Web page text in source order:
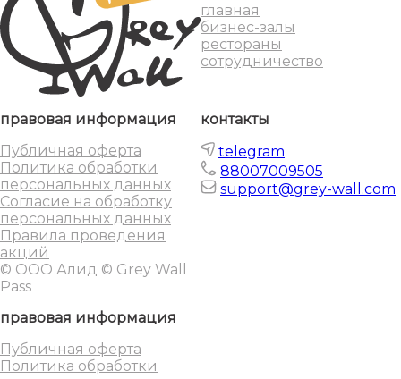
главная
бизнес-залы
рестораны
сотрудничество
правовая информация
Публичная оферта
Политика обработки
персональных данных
Согласие на обработку
персональных данных
Правила проведения
акций
© ООО Алид © Grey Wall
Pass
контакты
telegram
88007009505
support@grey-wall.com
правовая информация
Публичная оферта
Политика обработки